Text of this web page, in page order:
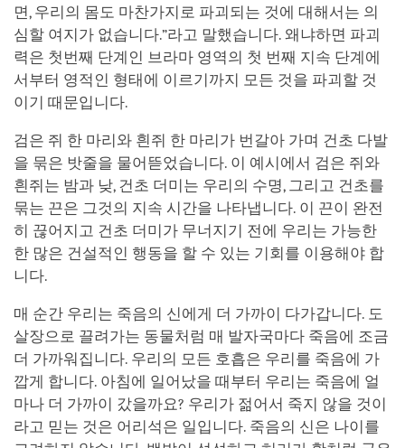
면, 우리의 몸도 마찬가지로 파괴되는 것에 대해서는 의
심할 여지가 없습니다.”라고 말했습니다. 왜냐하면 파괴
력은 첫번째 단계인 브라마 영역의 첫 번째 지속 단계에
서부터 영적인 형태에 이르기까지 모든 것을 파괴할 것
이기 때문입니다.
검은 쥐 한 마리와 흰쥐 한 마리가 번갈아 가며 건초 다발
을 묶은 밧줄을 물어뜯었습니다. 이 예시에서 검은 쥐와
흰쥐는 밤과 낮, 건초 더미는 우리의 수명, 그리고 건초를
묶는 끈은 그것의 지속 시간을 나타냅니다. 이 끈이 완전
히 끊어지고 건초 더미가 무너지기 전에 우리는 가능한
한 많은 건설적인 행동을 할 수 있는 기회를 이용해야 합
니다.
매 순간 우리는 죽음의 신에게 더 가까이 다가갑니다. 도
살장으로 끌려가는 동물처럼 매 발자국마다 죽음에 조금
더 가까워집니다. 우리의 모든 호흡은 우리를 죽음에 가
깝게 합니다. 아침에 일어났을 때부터 우리는 죽음에 얼
마나 더 가까이 갔을까요? 우리가 젊어서 죽지 않을 것이
라고 믿는 것은 어리석은 일입니다. 죽음의 신은 나이를